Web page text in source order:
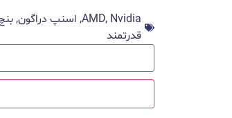
AMD, Nvidia
, اسنپ دراگون,
قدرتمند